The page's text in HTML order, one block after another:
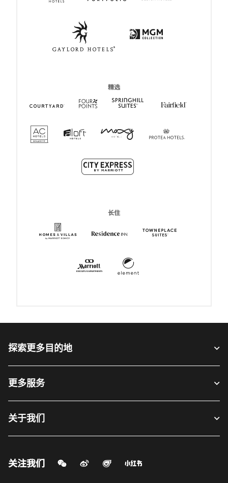
Max
打开新窗口
精选
Courtyard Hotels
打开新窗口Four Points
打开新窗口 Springhill Suites
打开新窗口Fairfield
打开新窗口
AC Hotels
打开新窗口Aloft
打开新窗口 Moxy
打开新窗口
City Express
打开新窗口
长住
HVMI
打开新窗口 Residence Inn
打开新窗口 TownePlace
打开新窗口
Marriott Executive Apartments
打开新窗口
探索更多目的地
更多服务
关于我们
关注我们 微信扫一扫
微博
打开新窗口
飞猪
打开新窗口打开新窗口